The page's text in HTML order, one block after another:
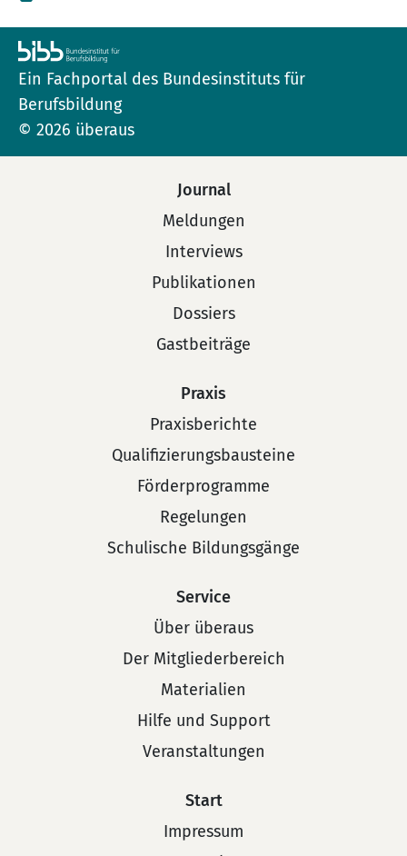
Ein Fachportal des Bundesinstituts für
Berufsbildung
© 2026 überaus
Journal
Meldungen
Interviews
Publikationen
Dossiers
Gastbeiträge
Praxis
Praxisberichte
Qualifizierungsbausteine
Förderprogramme
Regelungen
Schulische Bildungsgänge
Service
Über überaus
Der Mitgliederbereich
Materialien
Hilfe und Support
Veranstaltungen
Start
Impressum